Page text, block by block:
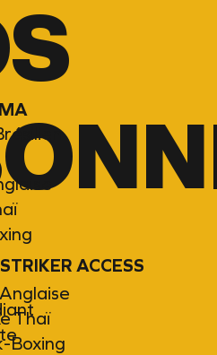
STRIKER ACCESS
Thaï
Boxing